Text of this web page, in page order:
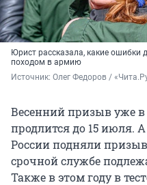
Юрист рассказала, какие ошибки
походом в армию
Источник: Олег Федоров /
Весенний призыв уже в
продлится до 15 июля.
России подняли
срочной службе
Также в этом году в